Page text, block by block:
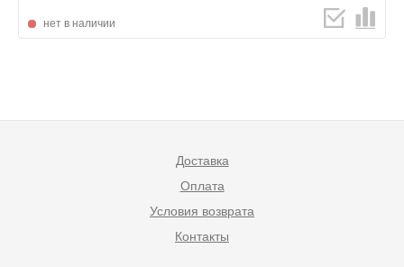
нет в наличии
Доставка
Оплата
Условия возврата
Контакты